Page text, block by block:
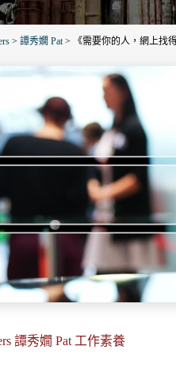
> 譚秀嫺 Pat> 《需要你的人，網上找
譚秀嫺 Pat 工作素養